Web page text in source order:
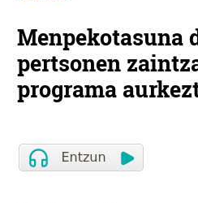
Menpekotasuna
pertsonen
programa